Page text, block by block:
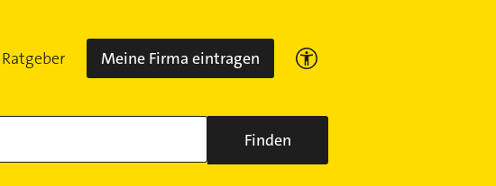
Ratgeber Meine Firma eintragen
Finden